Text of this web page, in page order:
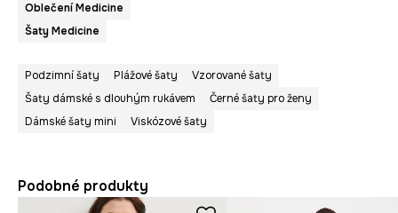
Oblečení Medicine
Šaty Medicine
Podzimní šaty Plážové šaty
Vzorované šaty
Šaty dámské s dlouhým rukávem
Černé šaty pro ženy
Dámské šaty mini
Viskózové šaty
Podobné produkty